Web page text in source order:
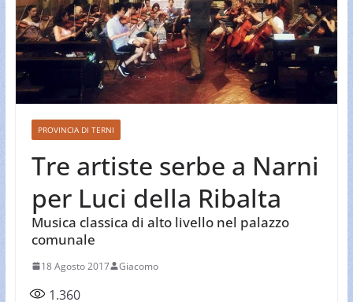
PROVINCIA DI TERNI
Tre artiste serbe a Narni
per Luci della Ribalta
Musica classica di alto livello nel palazzo
comunale
18 Agosto 2017 Giacomo
1.360